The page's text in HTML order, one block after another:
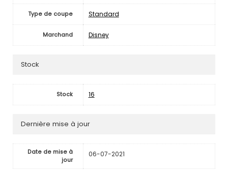
Type de coupe Standard
Marchand Disney
Stock
Stock 16
Dernière mise à jour
Date de mise à
jour
06-07-2021